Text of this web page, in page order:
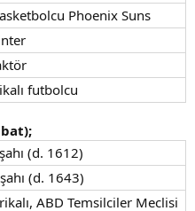
Phoenix Suns
futbolcu
(d. 1612)
(d. 1643)
ABD Temsilciler Meclisi